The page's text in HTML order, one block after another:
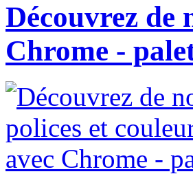
Découvrez de
Chrome -